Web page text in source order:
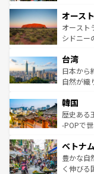
部のニュ
文化が魅
しみなが
ならではの贅
情報はコ
ワイ島は
島だが、
おすすめ
れるおも
人々、お
ク、伝統
ワイを、存分に
はコンテ
オース
オースト
シドニー
リアリー
ク）、タ
ど、見ど
いる。ア
ビング、
い。オー
参照して
台湾
日本から
自然が織
ン）、静
と山間の
驚きをも
容にもい
照してほ
韓国
歴史ある
-POPで
き、地方
できる。
まで、さ
ベトナ
豊かな自
く伸びる